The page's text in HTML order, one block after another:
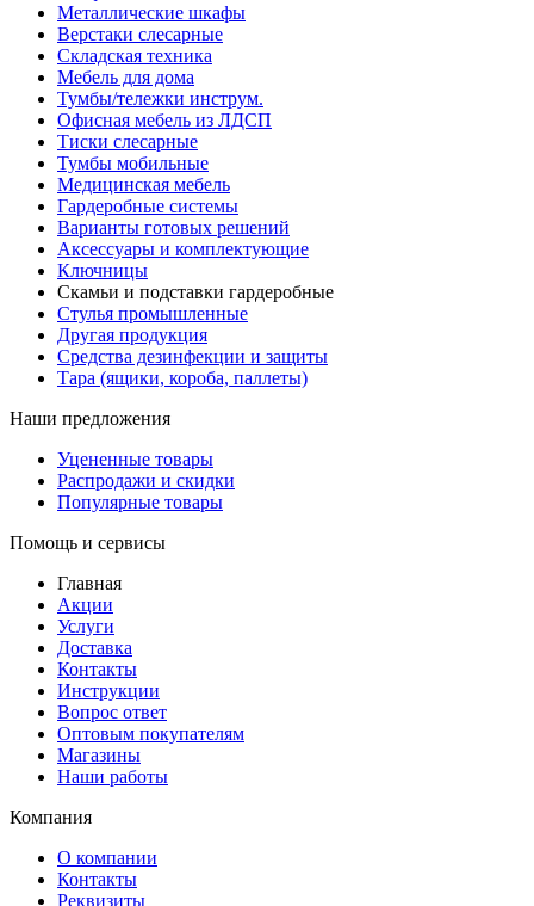
Металлические шкафы
Верстаки слесарные
Складская техника
Мебель для дома
Тумбы/тележки инструм.
Офисная мебель из ЛДСП
Тиски слесарные
Тумбы мобильные
Медицинская мебель
Гардеробные системы
Варианты готовых решений
Аксессуары и комплектующие
Ключницы
Скамьи и подставки гардеробные
Стулья промышленные
Другая продукция
Средства дезинфекции и защиты
Тара (ящики, короба, паллеты)
Наши предложения
Уцененные товары
Распродажи и скидки
Популярные товары
Помощь и сервисы
Главная
Акции
Услуги
Доставка
Контакты
Инструкции
Вопрос ответ
Оптовым покупателям
Магазины
Наши работы
Компания
О компании
Контакты
Реквизиты